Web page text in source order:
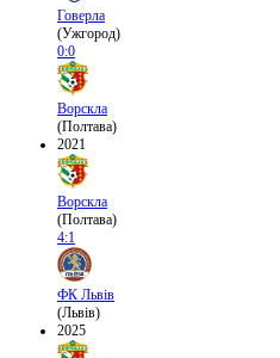
Говерла
(Ужгород)
0:0
Ворскла
(Полтава)
2021
Ворскла
(Полтава)
4:1
ФК Львів
(Львів)
2025